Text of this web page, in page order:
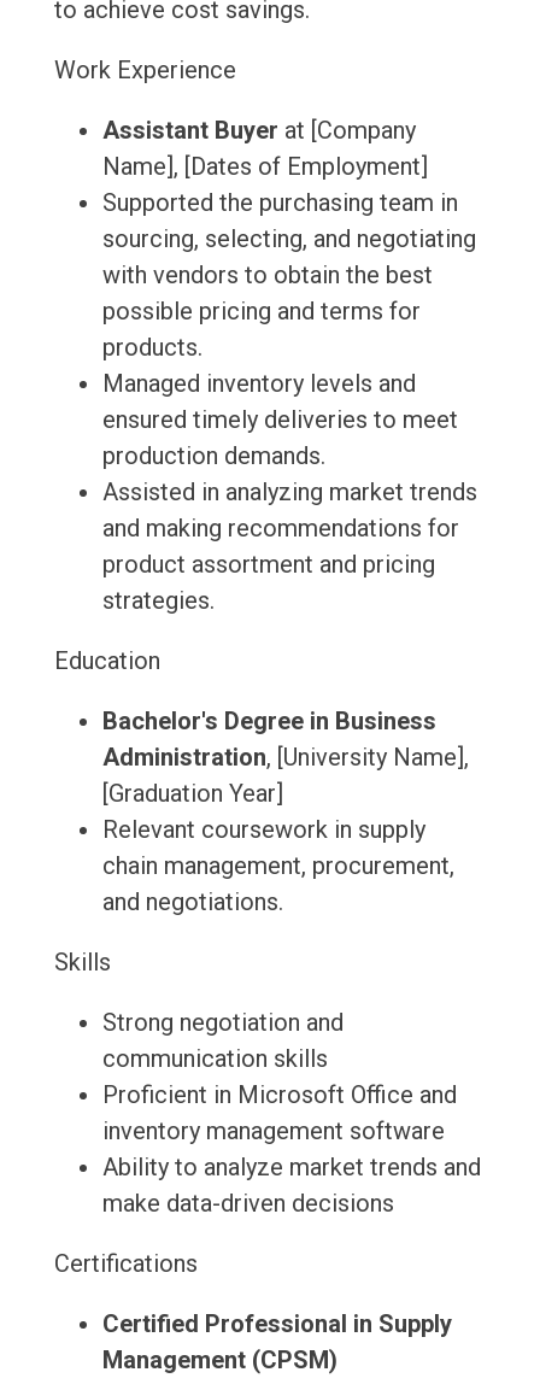
to achieve cost savings.
Work Experience
Assistant Buyer at [Company
Name], [Dates of Employment]
Supported the purchasing team in
sourcing, selecting, and negotiating
with vendors to obtain the best
possible pricing and terms for
products.
Managed inventory levels and
ensured timely deliveries to meet
production demands.
Assisted in analyzing market trends
and making recommendations for
product assortment and pricing
strategies.
Education
Bachelor's Degree in Business
Administration, [University Name],
[Graduation Year]
Relevant coursework in supply
chain management, procurement,
and negotiations.
Skills
Strong negotiation and
communication skills
Proficient in Microsoft Office and
inventory management software
Ability to analyze market trends and
make data-driven decisions
Certifications
Certified Professional in Supply
Management (CPSM)